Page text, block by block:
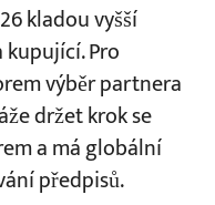
kladou vyšší
kupující. Pro
výběr partnera
držet krok se
a má globální
předpisů.